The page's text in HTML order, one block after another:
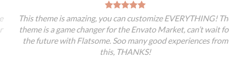
This theme is amazing, you can customize EVERYTHING! The
theme is a game changer for the Envato Market, can’t wait for
the future with Flatsome. Soo many good experiences from
this, THANKS!